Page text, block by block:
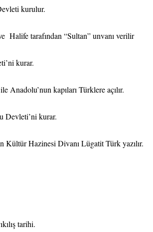
kurulur.
Halife tarafından “Sultan” unvanı verilir
kurar.
Anadolu’nun kapıları Türklere açılır.
Devleti’ni kurar.
Kültür Hazinesi Divanı Lügatit Türk yazılır.
tarihi.